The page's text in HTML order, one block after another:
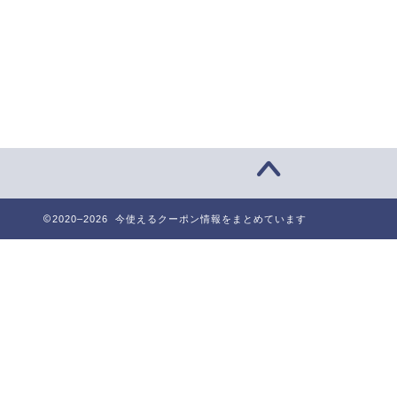
2020–2026 今使えるクーポン情報をまとめています